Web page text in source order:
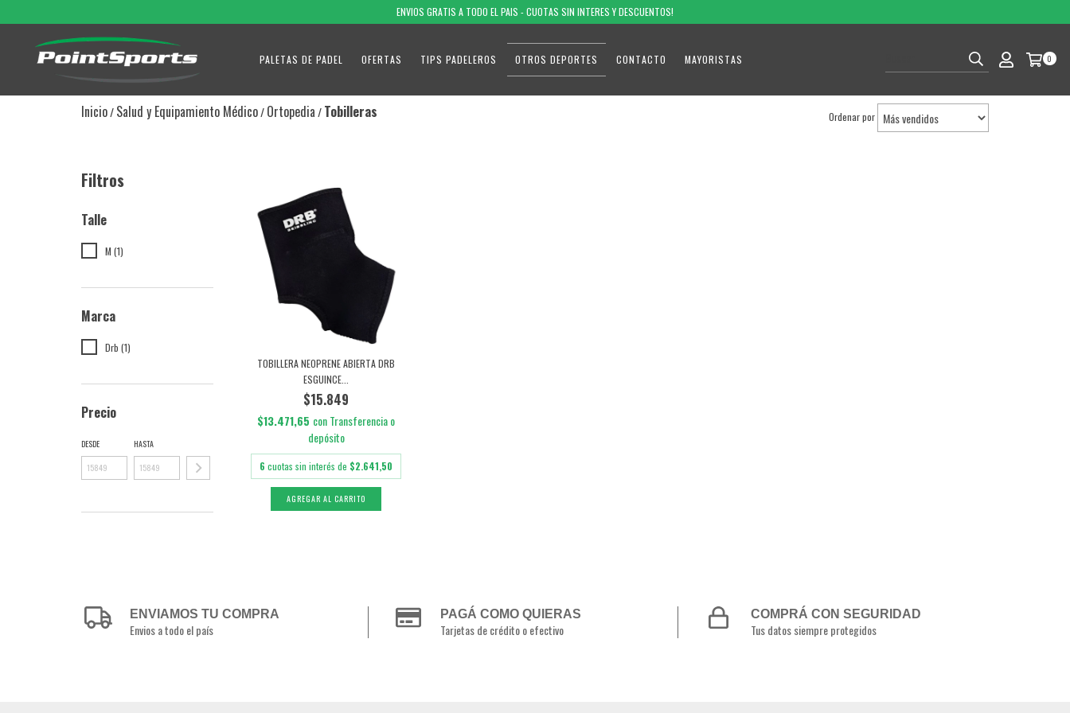
ENVIOS GRATIS A TODO EL PAIS - CUOTAS SIN INTERES Y DESCUENTOS!
PALETAS DE PADEL OFERTAS TIPS PADELEROS OTROS DEPORTES CONTACTO MAYORISTAS 0
Inicio/Salud y Equipamiento Médico/Ortopedia/Tobilleras Ordenar por
Filtros
Talle
M (1)
Marca
Drb (1)
Precio
DESDE HASTA
TOBILLERA NEOPRENE ABIERTA DRB
ESGUINCE...
$15.849
$13.471,65 conTransferencia o
depósito
6 cuotas sin interés de $2.641,50
AGREGAR AL CARRITO
ENVIAMOS TU COMPRA
Envios a todo el país
PAGÁ COMO QUIERAS
Tarjetas de crédito o efectivo
COMPRÁ CON SEGURIDAD
Tus datos siempre protegidos